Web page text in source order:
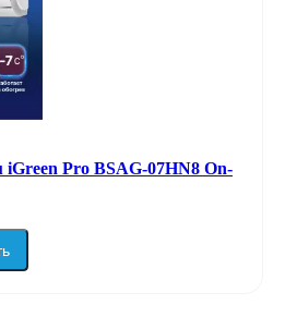
iGreen Pro BSAG-07HN8 On-